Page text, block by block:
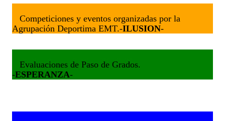
Agrupación Deportima EMT.-ILUSION-
-ESPERANZA-